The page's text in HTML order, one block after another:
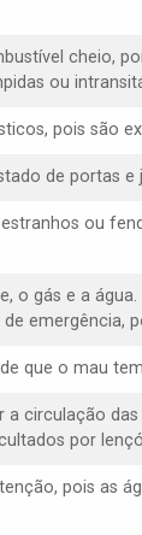
cheio,
ou
pois são
de portas
ou
o gás e a
emergência,
que o mau
a circulação
por
pois as